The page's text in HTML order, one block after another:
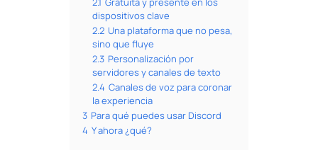
dispositivos clave
2.2 Una plataforma que no pesa,
sino que fluye
2.3 Personalización por
servidores y canales de texto
2.4 Canales de voz para coronar
la experiencia
3 Para qué puedes usar Discord
4 Y ahora ¿qué?